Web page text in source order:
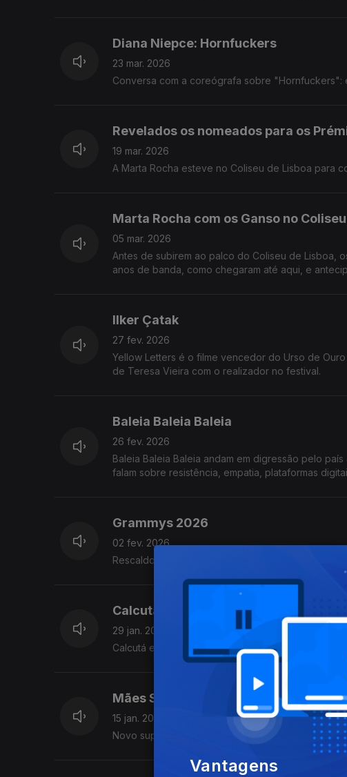
Diana Niepce: Hornfuckers
23 mar. 2026
Conversa com a coreógrafa sobre "Hornfuckers":
Revelados os nomeados para os
19 mar. 2026
A Marta Rocha esteve no Coliseu de Lisboa para
Marta Rocha com os Ganso no
05 mar. 2026
Antes de subirem ao palco do Coliseu de Lisboa,
anos de banda, como chegaram até aqui, e
Ilker Çatak
27 fev. 2026
Yellow Letters é o filme vencedor do Urso de
de Teresa Vieira com o realizador no festival.
Baleia Baleia Baleia
26 fev. 2026
Baleia Baleia Baleia andam em digressão pelo
falam sobre resistência, empatia, plataformas
Grammys 2026
02 fev. 2026
Rescaldo da 68ª. edição dos prémios maiores da
Calcutá
29 jan. 2026
Calcutá em entrevista sobre o álbum de estreia
Mães Solteiras
15 jan. 2026
Novo supergrupo do punk português em
Vantagens